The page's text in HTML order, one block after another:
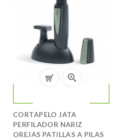
CORTAPELO JATA
PERFILADOR NARIZ
OREJAS PATILLAS A PILAS